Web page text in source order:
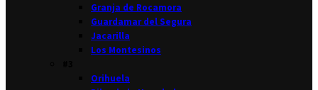
Granja de Rocamora
Guardamar del Segura
Jacarilla
Los Montesinos
Orihuela